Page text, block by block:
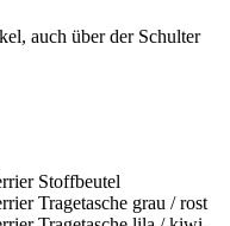
auch über der Schulter